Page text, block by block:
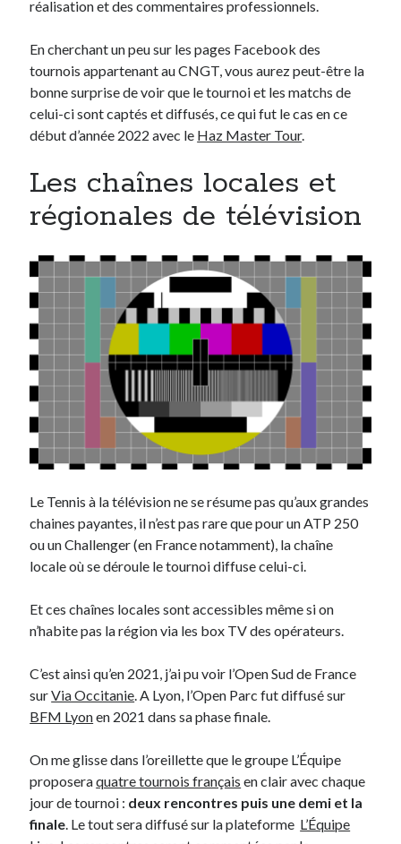
réalisation et des commentaires professionnels.
En cherchant un peu sur les pages Facebook des
tournois appartenant au CNGT, vous aurez peut-être la
bonne surprise de voir que le tournoi et les matchs de
celui-ci sont captés et diffusés, ce qui fut le cas en ce
début d’année 2022 avec le Haz Master Tour.
Les chaînes locales et
régionales de télévision
Le Tennis à la télévision ne se résume pas qu’aux grandes
chaines payantes, il n’est pas rare que pour un ATP 250
ou un Challenger (en France notamment), la chaîne
locale où se déroule le tournoi diffuse celui-ci.
Et ces chaînes locales sont accessibles même si on
n’habite pas la région via les box TV des opérateurs.
C’est ainsi qu’en 2021, j’ai pu voir l’Open Sud de France
surVia Occitanie . A Lyon, l’Open Parc fut diffusé sur
BFM Lyonen 2021 dans sa phase finale.
On me glisse dans l’oreillette que le groupe L’Équipe
proposeraquatre tournois français en clair avec chaque
jour de tournoi : deux rencontres puis une demi et la
finale . Le tout sera diffusé sur la plateforme L’Équipe